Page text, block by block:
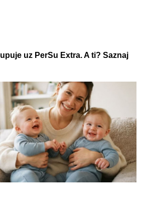
uz PerSu Extra. A ti? Saznaj